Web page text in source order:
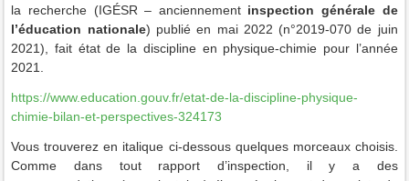
la recherche (IGÉSR – anciennement inspection générale de
l’éducation nationale) publié en mai 2022 (n°2019-070 de juin
2021), fait état de la discipline en physique-chimie pour l’année
2021.
https://www.education.gouv.fr/etat-de-la-discipline-physique-
chimie-bilan-et-perspectives-324173
Vous trouverez en italique ci-dessous quelques morceaux choisis.
Comme dans tout rapport d’inspection, il y a des